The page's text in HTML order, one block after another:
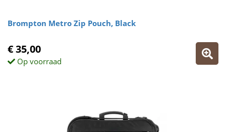
Brompton Metro Zip Pouch, Black
€ 35,00
Op voorraad